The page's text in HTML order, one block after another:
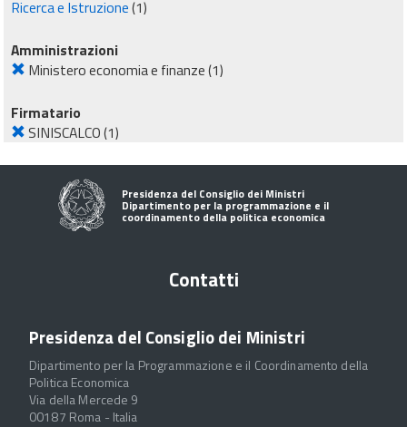
Ricerca e Istruzione(1)
Amministrazioni
Ministero economia e finanze(1)
Firmatario
SINISCALCO(1)
Presidenza del Consiglio dei Ministri
Dipartimento per la programmazione e il
coordinamento della politica economica
Contatti
Presidenza del Consiglio dei Ministri
Dipartimento per la Programmazione e il Coordinamento della
Politica Economica
Via della Mercede 9
00187 Roma - Italia